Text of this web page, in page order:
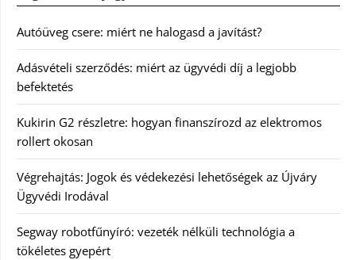
Autóüveg csere: miért ne halogasd a javítást?
Adásvételi szerződés: miért az ügyvédi díj a legjobb
befektetés
Kukirin G2 részletre: hogyan finanszírozd az elektromos
rollert okosan
Végrehajtás: Jogok és védekezési lehetőségek az Újváry
Ügyvédi Irodával
Segway robotfűnyíró: vezeték nélküli technológia a
tökéletes gyepért